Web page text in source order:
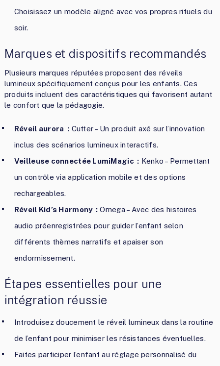
Choisissez un modèle aligné avec vos propres rituels du
soir.
Marques et dispositifs recommandés
Plusieurs marques réputées proposent des réveils
lumineux spécifiquement conçus pour les enfants. Ces
produits incluent des caractéristiques qui favorisent autant
le confort que la pédagogie.
Réveil aurora : Cutter – Un produit axé sur l’innovation
inclus des scénarios lumineux interactifs.
Veilleuse connectée LumiMagic : Kenko – Permettant
un contrôle via application mobile et des options
rechargeables.
Réveil Kid’s Harmony : Omega – Avec des histoires
audio préenregistrées pour guider l’enfant selon
différents thèmes narratifs et apaiser son
endormissement.
Étapes essentielles pour une
intégration réussie
Introduisez doucement le réveil lumineux dans la routine
de l’enfant pour minimiser les résistances éventuelles.
Faites participer l’enfant au réglage personnalisé du